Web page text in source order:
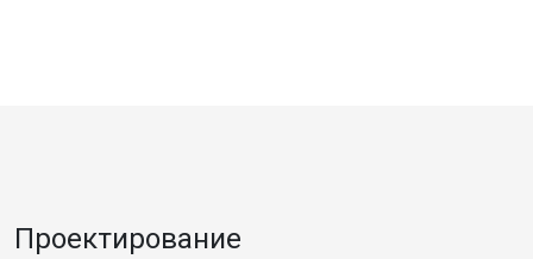
Проектирование